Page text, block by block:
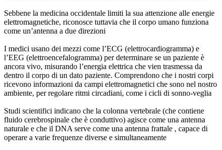
Sebbene la medicina occidentale limiti la sua attenzione alle energie
elettromagnetiche, riconosce tuttavia che il corpo umano funziona
come un’antenna a due direzioni
I medici usano dei mezzi come l’ECG (elettrocardiogramma) e
l’EEG (elettroencefalogramma) per determinare se un paziente è
ancora vivo, misurando l’energia elettrica che vien trasmessa da
dentro il corpo di un dato paziente. Comprendono che i nostri corpi
ricevono informazioni da campi elettromagnetici che sono nel nostro
ambiente, per regolare ritmi circadiani, come i cicli di sonno-veglia
Studi scientifici indicano che la colonna vertebrale (che contiene
fluido cerebrospinale che è conduttivo) agisce come una antenna
naturale e che il DNA serve come una antenna frattale , capace di
operare a varie frequenze diverse e simultaneamente